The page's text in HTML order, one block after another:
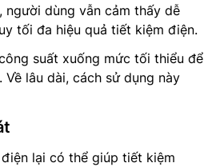
dùng vẫn cảm thấy dễ
tối đa hiệu quả tiết kiệm điện.
suất xuống mức tối thiểu để
lâu dài, cách sử dụng này
lại có thể giúp tiết kiệm